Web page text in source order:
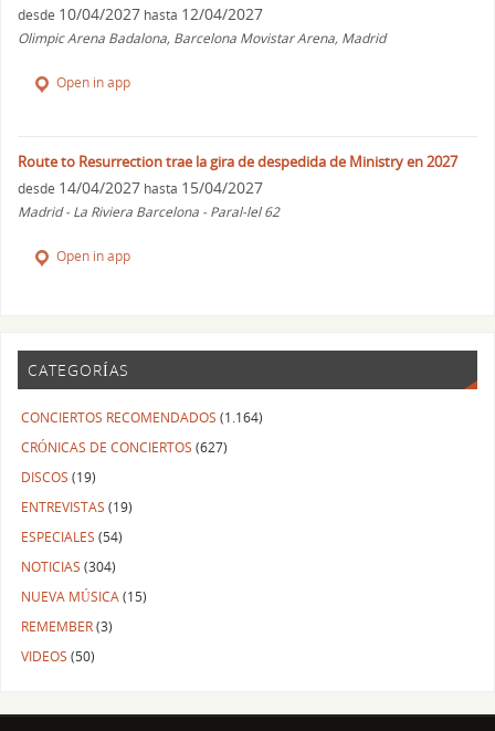
desde 10/04/2027 hasta 12/04/2027
Olimpic Arena Badalona, Barcelona Movistar Arena, Madrid
Open in app
Route to Resurrection trae la gira de despedida de Ministry en 2027
desde 14/04/2027 hasta 15/04/2027
Madrid - La Riviera Barcelona - Paral-lel 62
Open in app
CATEGORÍAS
CONCIERTOS RECOMENDADOS (1.164)
CRÓNICAS DE CONCIERTOS (627)
DISCOS (19)
ENTREVISTAS (19)
ESPECIALES (54)
NOTICIAS (304)
NUEVA MÚSICA(15)
REMEMBER(3)
VIDEOS (50)